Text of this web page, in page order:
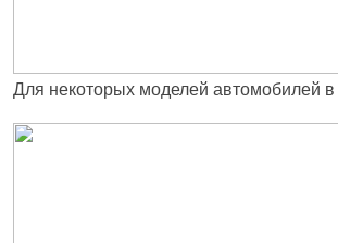
Для некоторых моделей автомобилей